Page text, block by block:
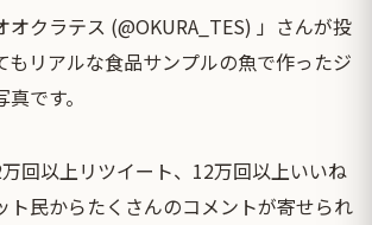
オクラテス (@OKURA_TES) 」さんが投
もリアルな食品サンプルの魚で作ったジ
です。
回以上リツイート、12万回以上いいね
ト民からたくさんのコメントが寄せられ